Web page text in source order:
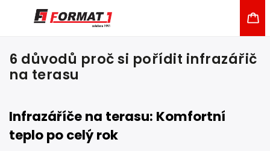
6 důvodů proč si pořídit infrazářič
na terasu
Infrazáříče na terasu: Komfortní
teplo po celý rok